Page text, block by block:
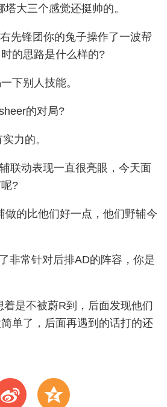
大三个感觉还挺帅的。
先锋团你的兔子操作了一波帮
的思路是什么样的?
下别人技能。
的对局?
力的。
联动表现一直很亮眼，今天面
?
做的比他们好一点，他们野辅今
非常针对后排AD的阵容，你是
是不被蔚R到，后面发现他们
单了，后面再遇到的话打的还
t z